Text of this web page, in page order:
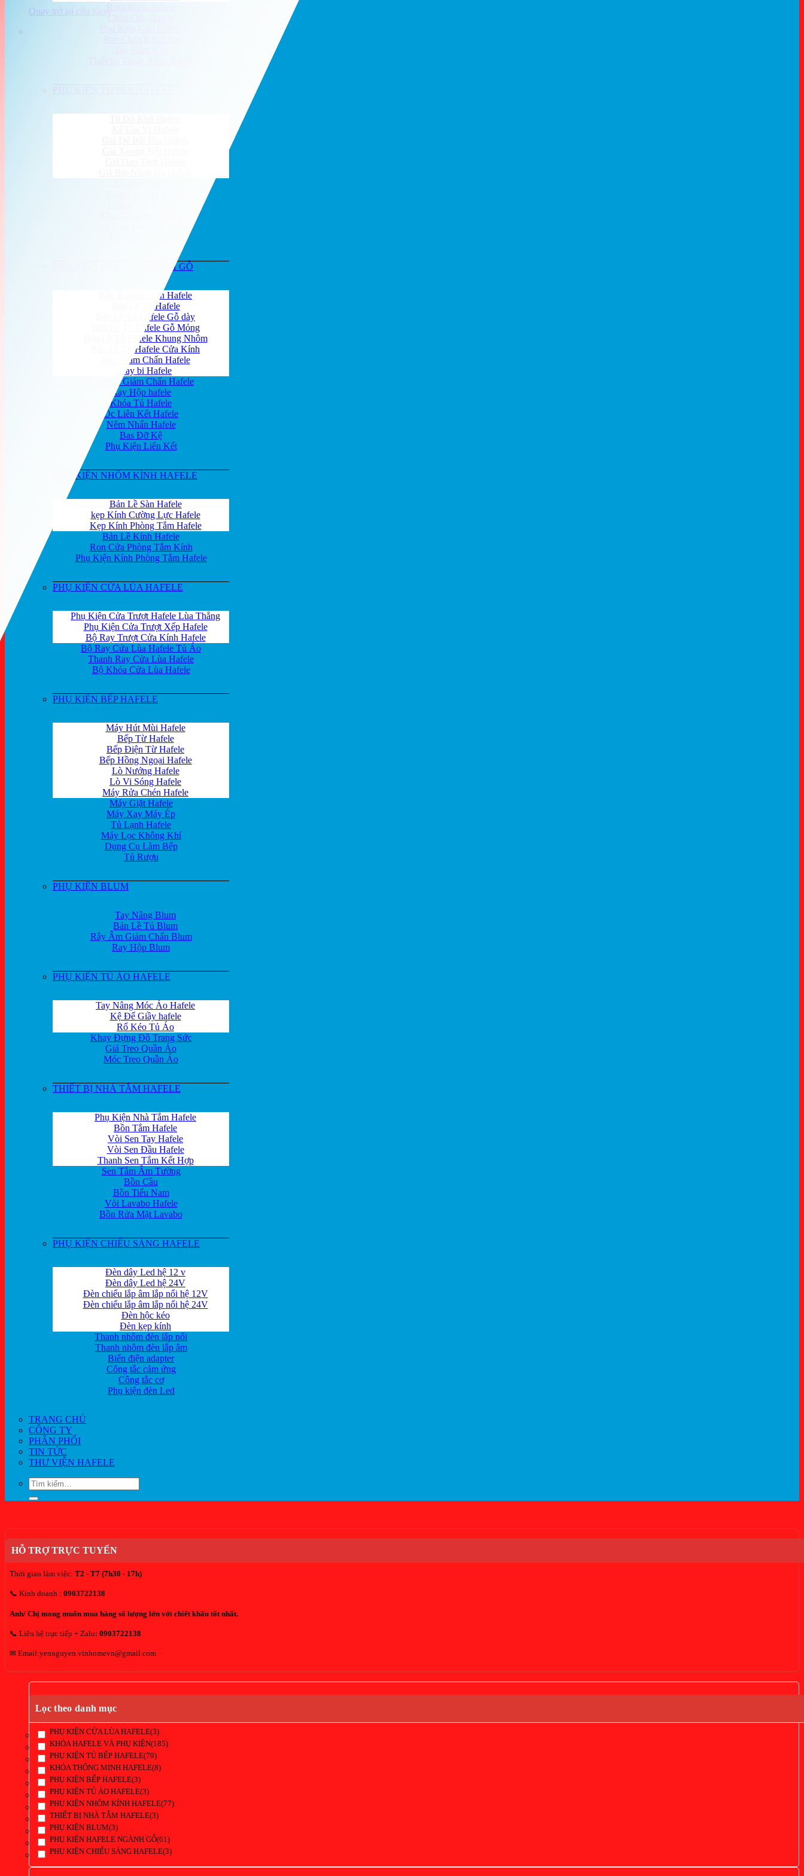
Quay trở lại cửa hàng
PHỤ KIỆN HAFELE NGÀNH GỖ
Bản lề giảm chấn Hafele
Bản Lề Tủ Hafele
Bản Lề Tủ Hafele Gỗ dày
Bản Lề Tủ Hafele Gỗ Mỏng
Bản Lề Tủ Hafele Khung Nhôm
Bản Lề Tủ Hafele Cửa Kính
Ray Giảm Chấn Hafele
Ray bi Hafele
Ray Âm Giảm Chấn Hafele
Ray Hộp hafele
Khóa Tủ Hafele
Ốc Liên Kết Hafele
Nêm Nhấn Hafele
Bas Đỡ Kệ
Phụ Kiện Liên Kết
PHỤ KIỆN NHÔM KÍNH HAFELE
Bản Lề Sàn Hafele
kẹp Kính Cường Lực Hafele
Kẹp Kính Phòng Tắm Hafele
Bản Lề Kính Hafele
Ron Cửa Phòng Tắm Kính
Phụ Kiện Kính Phòng Tắm Hafele
PHỤ KIỆN CỬA LÙA HAFELE
Phụ Kiện Cửa Trượt Hafele Lùa Thẳng
Phụ Kiện Cửa Trượt Xếp Hafele
Bộ Ray Trượt Cửa Kính Hafele
Bộ Ray Cửa Lùa Hafele Tủ Áo
Thanh Ray Cửa Lùa Hafele
Bộ Khóa Cửa Lùa Hafele
PHỤ KIỆN BẾP HAFELE
Máy Hút Mùi Hafele
Bếp Từ Hafele
Bếp Điện Từ Hafele
Bếp Hồng Ngoại Hafele
Lò Nướng Hafele
Lò Vi Sóng Hafele
Máy Rửa Chén Hafele
Máy Giặt Hafele
Máy Xay Máy Ép
Tủ Lạnh Hafele
Máy Lọc Không Khí
Dụng Cụ Làm Bếp
Tủ Rượu
PHỤ KIỆN BLUM
Tay Nâng Blum
Bản Lề Tủ Blum
Rây Âm Giảm Chấn Blum
Ray Hộp Blum
PHỤ KIỆN TỦ ÁO HAFELE
Tay Nâng Móc Áo Hafele
Kệ Để Giầy hafele
Rổ Kéo Tủ Áo
Khay Đựng Đồ Trang Sức
Giá Treo Quần Áo
Móc Treo Quần Áo
THIẾT BỊ NHÀ TẮM HAFELE
Phụ Kiện Nhà Tắm Hafele
Bồn Tắm Hafele
Vòi Sen Tay Hafele
Vòi Sen Đầu Hafele
Thanh Sen Tắm Kết Hợp
Sen Tắm Âm Tường
Bồn Cầu
Bồn Tiểu Nam
Vòi Lavabo Hafele
Bồn Rửa Mặt Lavabo
PHỤ KIỆN CHIẾU SÁNG HAFELE
Đèn dây Led hệ 12 v
Đèn dây Led hệ 24V
Đèn chiếu lắp âm lắp nổi hệ 12V
Đèn chiếu lắp âm lắp nổi hệ 24V
Đèn hộc kéo
Đèn kẹp kính
Thanh nhôm đèn lắp nổi
Thanh nhôm đèn lắp âm
Biến điện adapter
Công tắc cảm ứng
Công tắc cơ
Phụ kiện đèn Led
TRANG CHỦ
CÔNG TY
PHÂN PHỐI
TIN TỨC
THƯ VIỆN HAFELE
Tìm
kiếm:
HỖ TRỢ TRỰC TUYẾN
Thời gian làm việc: T2 - T7 (7h30 - 17h)
📞 Kinh doanh : 0903722138
Anh/ Chị mong muốn mua hàng số lượng lớn với chiết khấu tốt nhất.
📞 Liên hệ trực tiếp + Zalo: 0903722138
✉ Email:yennguyen.vinhomevn@gmail.com
Lọc theo danh mục
PHỤ KIỆN CỬA LÙA HAFELE(3)
KHÓA HAFELE VÀ PHỤ KIỆN(185)
PHỤ KIỆN TỦ BẾP HAFELE(79)
KHÓA THÔNG MINH HAFELE(8)
PHỤ KIỆN BẾP HAFELE(3)
PHỤ KIỆN TỦ ÁO HAFELE(3)
PHỤ KIỆN NHÔM KÍNH HAFELE(77)
THIẾT BỊ NHÀ TẮM HAFELE(3)
PHỤ KIỆN BLUM(3)
PHỤ KIỆN HAFELE NGÀNH GỖ(61)
PHỤ KIỆN CHIẾU SÁNG HAFELE(3)